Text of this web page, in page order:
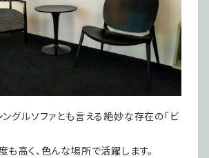
グルソファとも言える絶妙な存在の「ビ
高く、色んな場所で活躍します。